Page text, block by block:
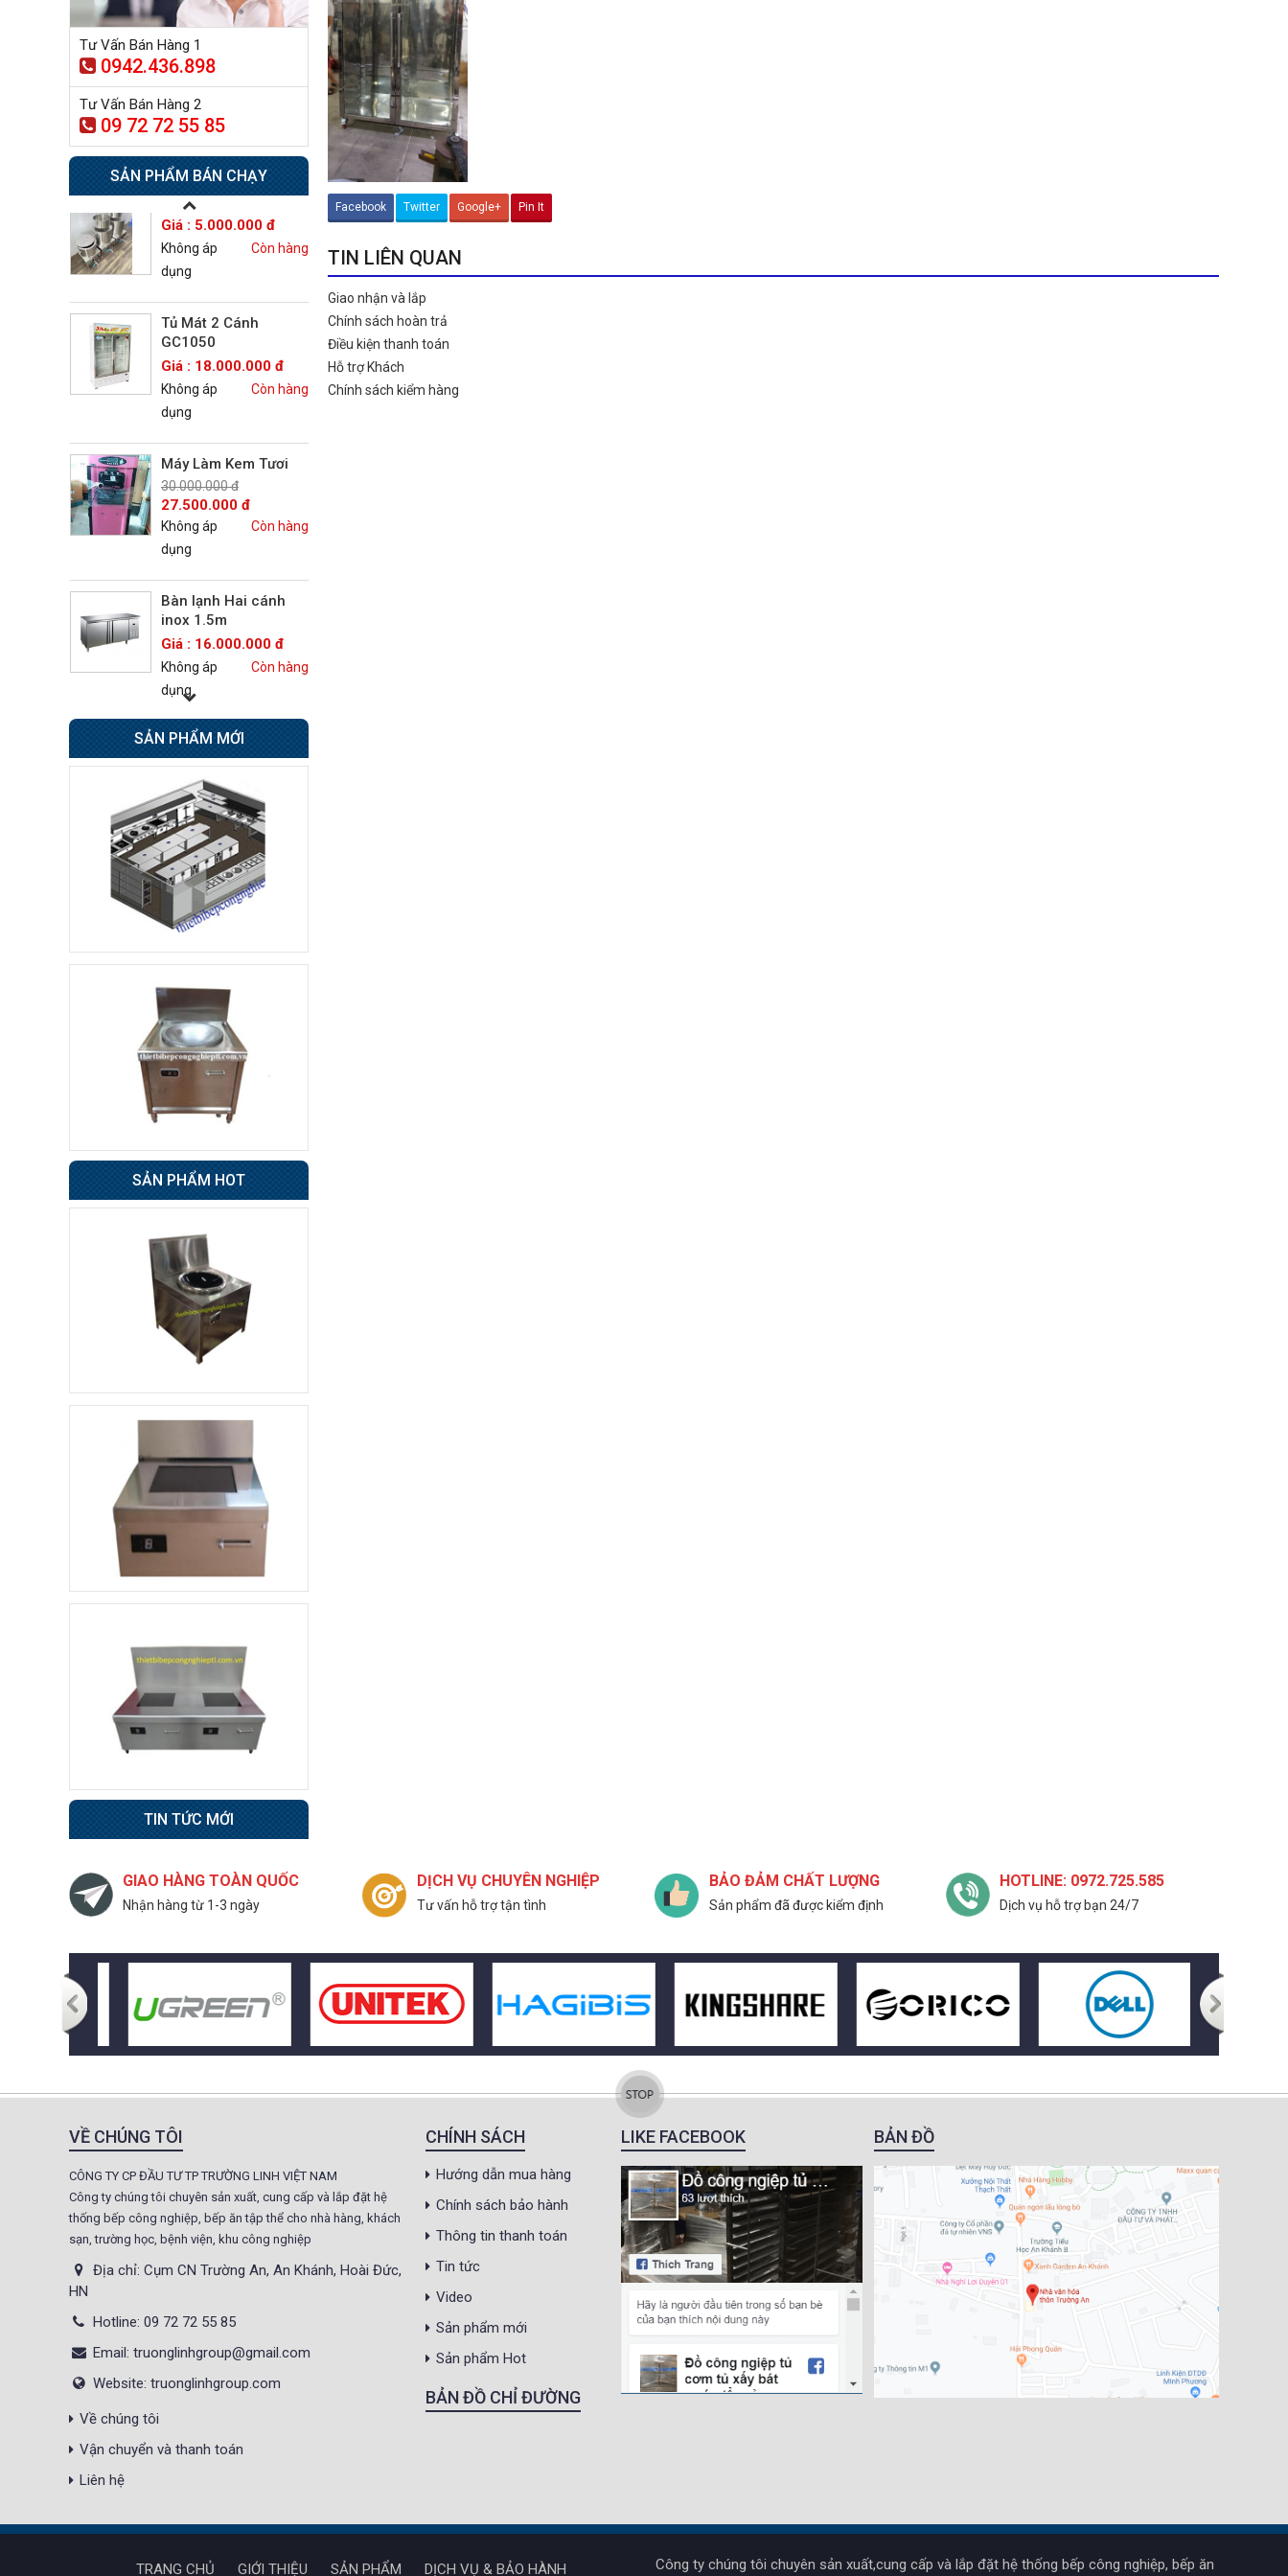
Facebook Twitter Google+ Pin It
TIN LIÊN QUAN
Giao nhận và lắp
Chính sách hoàn trả
Điều kiện thanh toán
Hỗ trợ Khách
Chính sách kiểm hàng
Tư Vấn Bán Hàng 1
0942.436.898
Tư Vấn Bán Hàng 2
09 72 72 55 85
SẢN PHẨM BÁN CHẠY
Tủ sấy công nghiệp
21.300.000 đ
20.500.000 đ
Không áp
dụng
Nồi phở 30- 50- 70 Lít
Giá : 5.000.000 đ
Không áp
dụng
Còn hàng
Tủ Mát 2 Cánh
GC1050
Giá : 18.000.000 đ
Không áp
dụng
Còn hàng
Máy Làm Kem Tươi
30.000.000 đ
27.500.000 đ
Không áp
dụng
Bàn lạnh Hai cánh
inox 1.5m
Giá : 16.000.000 đ
Không áp
dụng
Còn hàng
Bếp Âu 6 họng có lò
nướng Berjaya
Giá : 42.500.000 đ
Không áp
dụng
Tủ sấy cốc
8.500.000 đ
7.800.000 đ
Không áp
Tủ đông 6 cánh
Giá : 31.500.000 đ
Không áp
dụng
Tủ nửa đông nửa mát
49.000.000 đ
48.500.000 đ
Không áp
Còn hàng
Xe đẩy hàng inox 1
tầng
4.800.000 đ
3.500.000 đ
Không áp
10.000.000 đ
8.900.000 đ
Không áp
Còn hàng
85.000 đ
79.000 đ
Máy sấy hoa quả
25.500.000 đ
23.000.000 đ
dụng
Tủ sấy bát
44.500.000 đ
40.500.000 đ
Tủ sấy bát TL – TSB
600
8.800.000 đ
dụng
Tủ sấy công nghiệp
21.300.000 đ
20.500.000 đ
Không áp
dụng
Còn hàng
Giá : 5.000.000 đ
dụng
Giá : 18.000.000 đ
SẢN PHẨM MỚI
SẢN PHẨM HOT
TIN TỨC MỚI
GIAO HÀNG TOÀN QUỐC
Nhận hàng từ 1-3 ngày
DỊCH VỤ CHUYÊN NGHIỆP
Tư vấn hỗ trợ tận tình
BẢO ĐẢM CHẤT LƯỢNG
Sản phẩm đã được kiểm định
HOTLINE: 0972.725.585
Dịch vụ hỗ trợ bạn 24/7
VỀ CHÚNG TÔI
CÔNG TY CP ĐẦU TƯ TP TRƯỜNG LINH VIỆT NAM
Công ty chúng tôi chuyên sản xuất, cung cấp và lắp đặt hệ
thống bếp công nghiệp, bếp ăn tập thể cho nhà hàng, khách
sạn, trường học, bệnh viện, khu công nghiệp
Địa chỉ: Cụm CN Trường An, An Khánh, Hoài Đức,
HN
Hotline: 09 72 72 55 85
Email: truonglinhgroup@gmail.com
Website: truonglinhgroup.com
Về chúng tôi
Vận chuyển và thanh toán
Liên hệ
CHÍNH SÁCH
Hướng dẫn mua hàng
Chính sách bảo hành
Thông tin thanh toán
Tin tức
Video
Sản phẩm mới
Sản phẩm Hot
BẢN ĐỒ CHỈ ĐƯỜNG
LIKE FACEBOOK BẢN ĐỒ
TRANG CHỦ GIỚI THIỆU SẢN PHẨM DỊCH VỤ & BẢO HÀNH Công ty chúng tôi chuyên sản xuất,cung cấp và lắp đặt hệ thống bếp công nghiệp, bếp ăn